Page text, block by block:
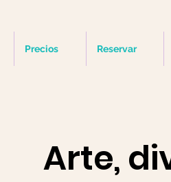
Precios Reservar
Arte,